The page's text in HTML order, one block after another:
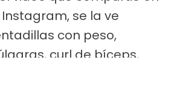
se la ve
con peso,
curl de bíceps,